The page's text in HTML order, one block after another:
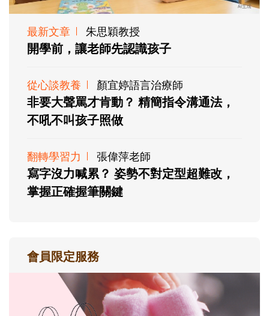
最新文章 朱思穎教授
開學前，讓老師先認識孩子
從心談教養 顏宜婷語言治療師
非要大聲罵才肯動？ 精簡指令溝通法，
不吼不叫孩子照做
翻轉學習力 張偉萍老師
寫字沒力喊累？ 姿勢不對定型超難改，
掌握正確握筆關鍵
會員限定服務